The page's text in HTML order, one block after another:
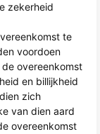
zekerheid
te
voordoen
overeenkomst
en billijkheid
zich
van dien aard
overeenkomst